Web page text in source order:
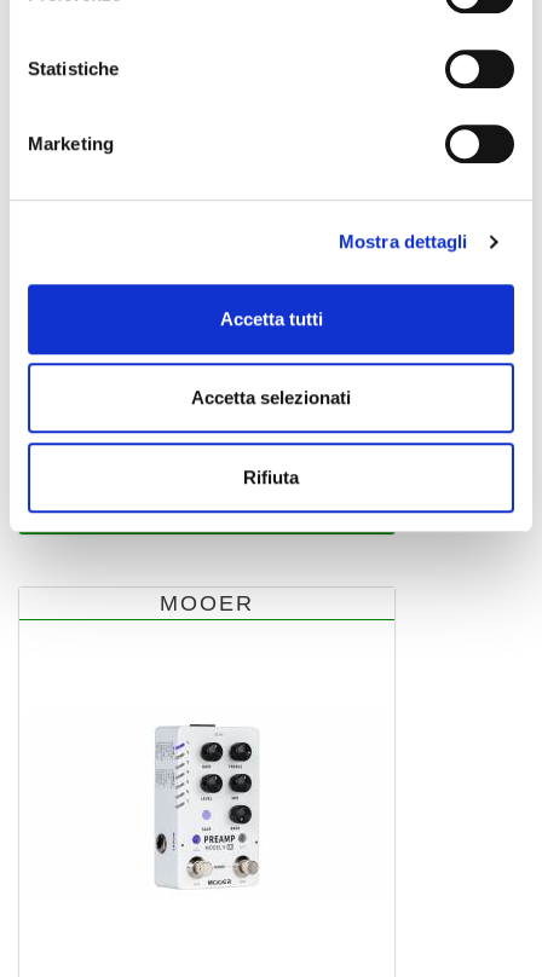
Statistiche
Marketing
Mostra dettagli
Accetta tutti
Accetta selezionati
Rifiuta
155,00 €
MOOER